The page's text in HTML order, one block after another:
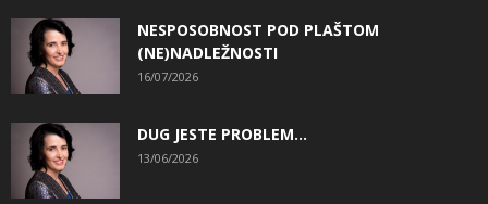
NESPOSOBNOST POD PLAŠTOM
(NE)NADLEŽNOSTI
16/07/2026
DUG JESTE PROBLEM…
13/06/2026